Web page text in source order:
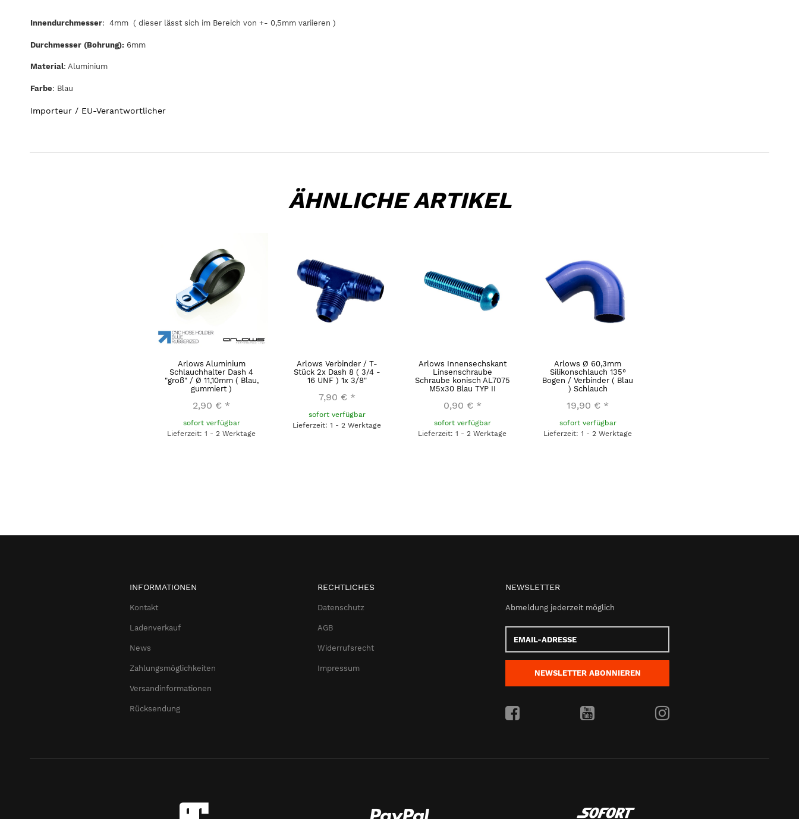
Innendurchmesser: 4mm ( dieser lässt sich im Bereich von +- 0,5mm variieren )
Durchmesser (Bohrung): 6mm
Material: Aluminium
Farbe: Blau
Importeur / EU-Verantwortlicher
ÄHNLICHE ARTIKEL
Arlows Aluminium
Schlauchhalter Dash 4
"groß" / Ø 11,10mm ( Blau,
gummiert )
2,90 € *
sofort verfügbar
Lieferzeit: 1 - 2 Werktage
Arlows Verbinder / T-
Stück 2x Dash 8 ( 3/4 -
16 UNF ) 1x 3/8"
7,90 € *
sofort verfügbar
Lieferzeit: 1 - 2 Werktage
Arlows Innensechskant
Linsenschraube
Schraube konisch AL7075
M5x30 Blau TYP II
0,90 € *
sofort verfügbar
Lieferzeit: 1 - 2 Werktage
Arlows Ø 60,3mm
Silikonschlauch 135°
Bogen / Verbinder ( Blau
) Schlauch
19,90 € *
sofort verfügbar
Lieferzeit: 1 - 2 Werktage
INFORMATIONEN
Kontakt
Ladenverkauf
News
Zahlungsmöglichkeiten
Versandinformationen
Rücksendung
RECHTLICHES
Datenschutz
AGB
Widerrufsrecht
Impressum
NEWSLETTER
Abmeldung jederzeit möglich
Adresse
NEWSLETTER ABONNIEREN